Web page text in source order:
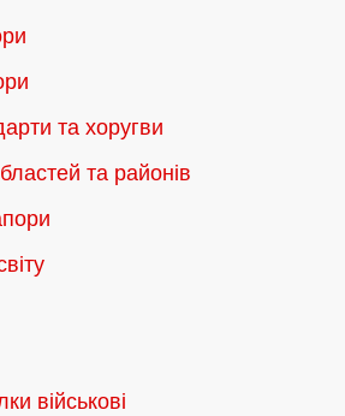
та хоругви
та районів
військові